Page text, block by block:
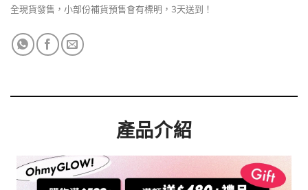
全現貨發售，小部份補貨預售會有標明，3天送到！
產品介紹